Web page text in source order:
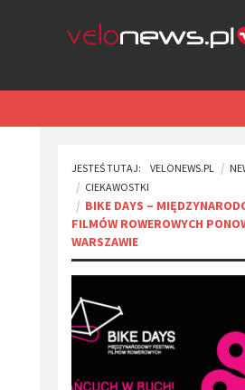
JESTEŚ TUTAJ: VELONEWS.PL
CIEKAWOSTKI
​BIKE DAYS –
FILMÓW ROWEROWYCH
WARSZAWIE